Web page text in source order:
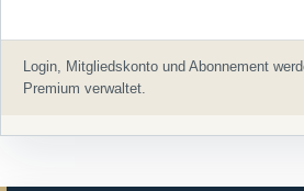
Login, Mitgliedskonto und Abonnement
Premium verwaltet.